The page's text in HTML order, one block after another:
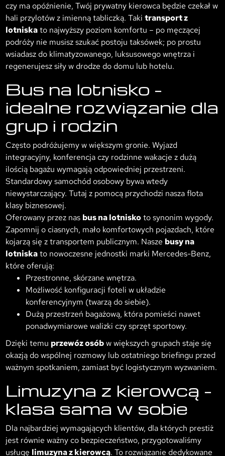
czy ma opóźnienie, Twój prywatny kierowca będzie czekał w
hali przylotów z imienną tabliczką. Takitransport z
lotniskato najwyższy poziom komfortu – po męczącej
podróży nie musisz szukać postoju taksówek; po prostu
wsiadasz do klimatyzowanego, luksusowego wnętrza i
regenerujesz siły w drodze do domu lub hotelu.
Bus na lotnisko –
idealne rozwiązanie dla
grup i rodzin
Często podróżujemy w większym gronie. Wyjazd
integracyjny, konferencja czy rodzinne wakacje z dużą
ilością bagażu wymagają odpowiedniej przestrzeni.
Standardowy samochód osobowy bywa wtedy
niewystarczający. Tutaj z pomocą przychodzi nasza flota
klasy biznesowej.
Oferowany przez nas bus na lotniskoto synonim wygody.
Zapomnij o ciasnych, mało komfortowych pojazdach, które
kojarzą się z transportem publicznym. Nasze busy na
lotniskato nowoczesne jednostki marki Mercedes-Benz,
które oferują:
Przestronne, skórzane wnętrza.
Możliwość konfiguracji foteli w układzie
konferencyjnym (twarzą do siebie).
Dużą przestrzeń bagażową, która pomieści nawet
ponadwymiarowe walizki czy sprzęt sportowy.
Dzięki temu przewóz osóbw większych grupach staje się
okazją do wspólnej rozmowy lub ostatniego briefingu przed
ważnym spotkaniem, zamiast być logistycznym wyzwaniem.
Limuzyna z kierowcą –
klasa sama w sobie
Dla najbardziej wymagających klientów, dla których prestiż
jest równie ważny co bezpieczeństwo, przygotowaliśmy
usługę limuzyna z kierowcą. To rozwiązanie dedykowane